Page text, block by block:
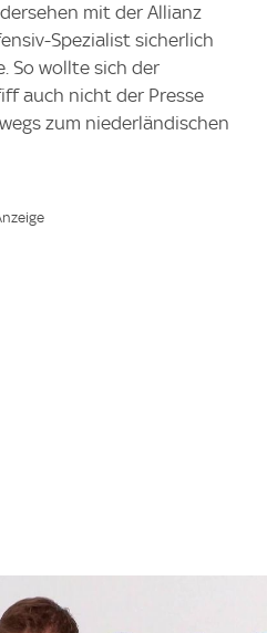
mit der Allianz
Spezialist sicherlich
So wollte sich der
auch nicht der Presse
zum niederländischen